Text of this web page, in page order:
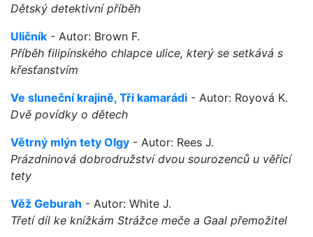
Dětský detektivní příběh
Uličník - Autor: Brown F.
Příběh filipínského chlapce ulice, který se setkává s
křesťanstvím
Ve sluneční krajině, Tři kamarádi - Autor: Royová K.
Dvě povídky o dětech
Větrný mlýn tety Olgy - Autor: Rees J.
Prázdninová dobrodružství dvou sourozenců u věřící
tety
Věž Geburah - Autor: White J.
Třetí díl ke knížkám Strážce meče a Gaal přemožitel